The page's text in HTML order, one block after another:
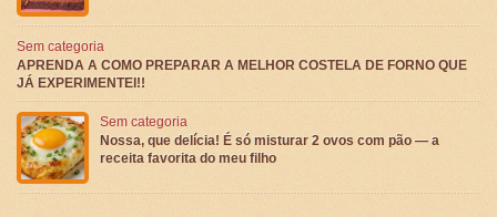
Sem categoria
APRENDA A COMO PREPARAR A MELHOR COSTELA DE FORNO QUE
JÁ EXPERIMENTEI!!
Sem categoria
Nossa, que delícia! É só misturar 2 ovos com pão — a
receita favorita do meu filho